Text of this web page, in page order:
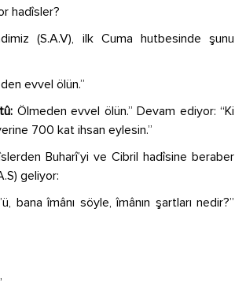
hadîsler?
(S.A.V), ilk Cuma hutbesinde şunu
evvel ölün.”
Ölmeden evvel ölün.” Devam ediyor: “Ki
700 kat ihsan eylesin.”
Buharî’yi ve Cibril hadîsine beraber
geliyor:
bana îmânı söyle, îmânın şartları nedir?”